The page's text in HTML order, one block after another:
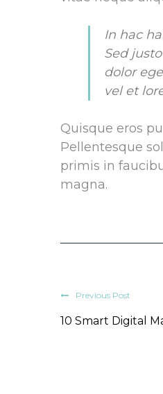
In hac
Sed
dolor
vel et
Quisque eros
Pellentesque
primis in
magna.
Previous Post
10 Smart Digital